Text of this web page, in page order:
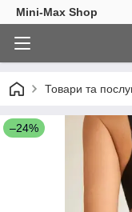
Mini-Max Shop
Товари та
–24%